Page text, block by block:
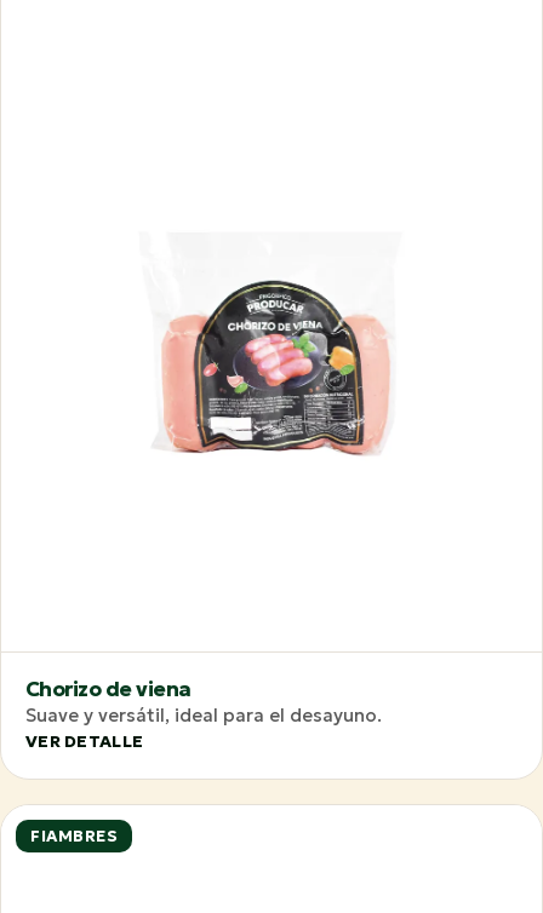
Chorizo de viena
Suave y versátil, ideal para el desayuno.
VER DETALLE
FIAMBRES